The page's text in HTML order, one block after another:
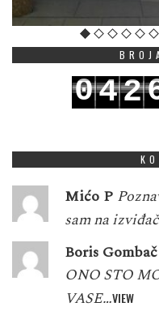
042
Mićo P
sam na
Boris Gombač
ONO STO
VASE…VIEW